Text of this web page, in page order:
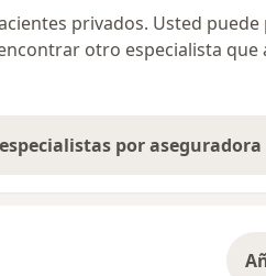
privados. Usted puede
otro especialista que
por aseguradora